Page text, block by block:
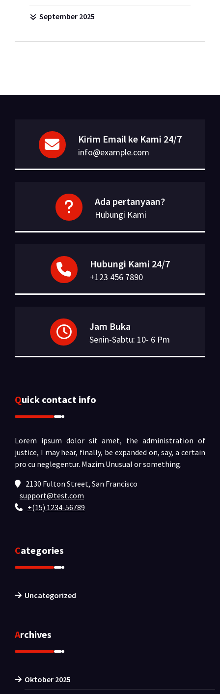
September 2025
Kirim Email ke Kami 24/7
info@example.com
Ada pertanyaan?
Hubungi Kami
Hubungi Kami 24/7
+123 456 7890
Jam Buka
Senin-Sabtu: 10- 6 Pm
Quick contact info
Lorem ipsum dolor sit amet, the administration of
justice, I may hear, finally, be expanded on, say, a certain
pro cu neglegentur. Mazim.Unusual or something.
2130 Fulton Street, San Francisco
support@test.com
+(15) 1234-56789
Categories
Uncategorized
Archives
Oktober 2025